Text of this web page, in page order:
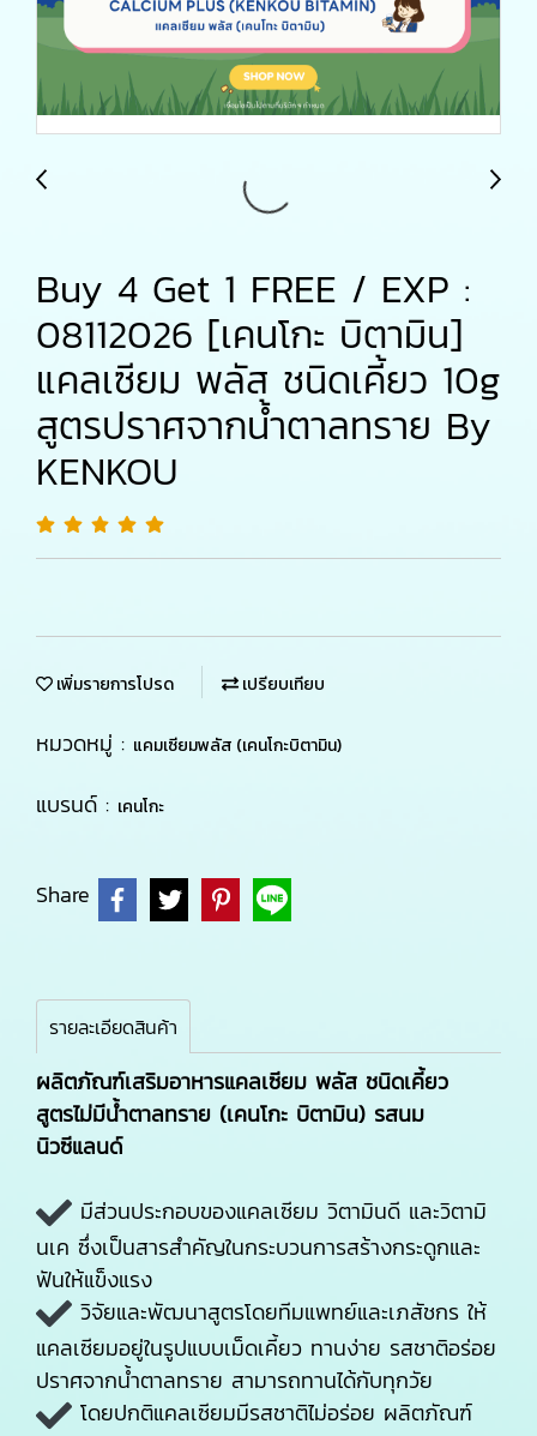
Buy 4 Get 1 FREE / EXP :
08112026 [เคนโกะ บิตามิน]
แคลเซียม พลัส ชนิดเคี้ยว 10g
สูตรปราศจากน้ำตาลทราย By
KENKOU
เพิ่มรายการโปรด เปรียบเทียบ
หมวดหมู่ : แคมเซียมพลัส (เคนโกะบิตามิน)
แบรนด์ : เคนโกะ
Share
รายละเอียดสินค้า
ผลิตภัณฑ์เสริมอาหารแคลเซียม พลัส ชนิดเคี้ยว
สูตรไม่มีน้ำตาลทราย (เคนโกะ บิตามิน) รสนม
นิวซีแลนด์
มีส่วนประกอบของแคลเซียม วิตามินดี และวิตามิ
นเค ซึ่งเป็นสารสำคัญในกระบวนการสร้างกระดูกและ
ฟันให้แข็งแรง
วิจัยและพัฒนาสูตรโดยทีมแพทย์และเภสัชกร ให้
แคลเซียมอยู่ในรูปแบบเม็ดเคี้ยว ทานง่าย รสชาติอร่อย
ปราศจากน้ำตาลทราย สามารถทานได้กับทุกวัย
โดยปกติแคลเซียมมีรสชาติไม่อร่อย ผลิตภัณฑ์